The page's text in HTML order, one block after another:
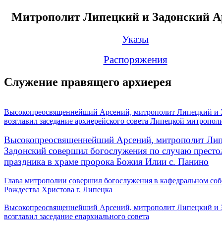
Митрополит Липецкий и Задонский
Указы
Распоряжения
Служение правящего архиерея
Высокопреосвященнейший Арсений, митрополит Липецкий и
возглавил заседание архиерейского совета Липецкой
Высокопреосвященнейший Арсений, митрополит
Задонский совершил богослужения по случаю
праздника в храме пророка Божия Илии с. Панино
Глава митрополии совершил богослужения в кафедральном
Рождества Христова г. Липецка
Высокопреосвященнейший Арсений, митрополит Липецкий и
возглавил заседание епархиального совета